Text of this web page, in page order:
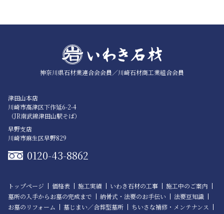
神奈川県石材業連合会会員／川崎石材商工業組合会員
津田山本店
川崎市高津区下作延6-2-4
（JR南武線津田山駅そば）
早野支店
川崎市麻生区早野829
0120-43-8862
トップページ 価格表 施工実績 いわき石材の工事
施工中のご案内
墓所の入手からお墓の完成まで
納骨式・法要のお手伝い
法要豆知識
お墓のリフォーム
墓じまい／合葬型墓所
ちいさな補修・メンテナンス